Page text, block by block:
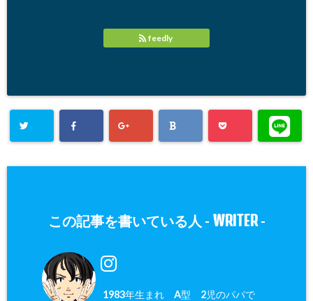
feedly
この記事を書いている人 - WRITER-
1983年生まれ A型 2児のパパで